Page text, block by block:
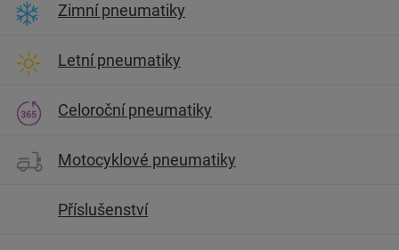
Zimní pneumatiky
Letní pneumatiky
Celoroční pneumatiky
Motocyklové pneumatiky
Příslušenství